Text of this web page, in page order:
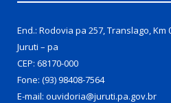
End.: Rodovia pa 257, Translago, Km
Juruti – pa
CEP: 68170-000
Fone: (93) 98408-7564
E-mail: ouvidoria@juruti.pa.gov.br